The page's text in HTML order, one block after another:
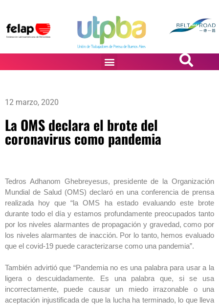
12 marzo, 2020
La OMS declara el brote del
coronavirus como pandemia
Tedros Adhanom Ghebreyesus, presidente de la Organización
Mundial de Salud (OMS) declaró en una conferencia de prensa
realizada hoy que “la OMS ha estado evaluando este brote
durante todo el día y estamos profundamente preocupados tanto
por los niveles alarmantes de propagación y gravedad, como por
los niveles alarmantes de inacción. Por lo tanto, hemos evaluado
que el covid-19 puede caracterizarse como una pandemia”.
También advirtió que “Pandemia no es una palabra para usar a la
ligera o descuidadamente. Es una palabra que, si se usa
incorrectamente, puede causar un miedo irrazonable o una
aceptación injustificada de que la lucha ha terminado, lo que lleva